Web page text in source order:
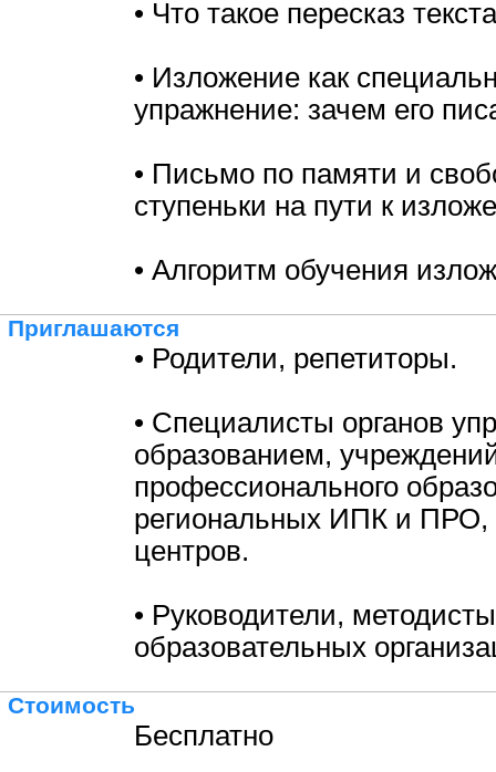
• Что такое пересказ
• Изложение как
упражнение: зачем его
• Письмо по памяти и
ступеньки на пути к
• Алгоритм обучения
Приглашаются
• Родители, репетиторы.
• Специалисты органов
образованием,
профессионального
региональных ИПК и ПРО,
центров.
• Руководители,
образовательных
Стоимость
Бесплатно